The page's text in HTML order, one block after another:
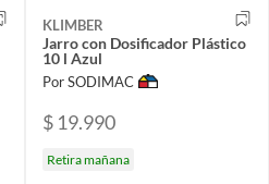
KLIMBER
Jarro con Dosificador Plástico
10 l Azul
Por SODIMAC
$ 19.990
Retira mañana